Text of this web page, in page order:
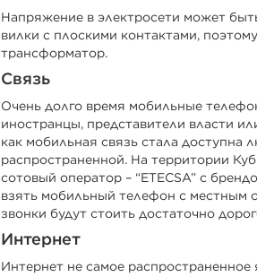
Напряжение в электросети может
вилки с плоскими контактами,
трансформатор.
Связь
Очень долго время мобильные
иностранцы, представители власти
как мобильная связь стала доступна
распространенной. На территории
сотовый оператор – “ETECSA” с
взять мобильный телефон с местным
звонки будут стоить достаточно
Интернет
Интернет не самое